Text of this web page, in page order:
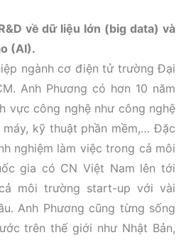
về dữ liệu lớn (big data) và
(AI).
ngành cơ điện tử trường Đại
Anh Phương có hơn 10 năm
vực công nghệ như công nghệ
kỹ thuật phần mềm,… Đặc
nghiệm làm việc trong cả môi
gia có CN Việt Nam lên tới
môi trường start-up với vài
Anh Phương cũng từng sống
trên thế giới như Nhật Bản,